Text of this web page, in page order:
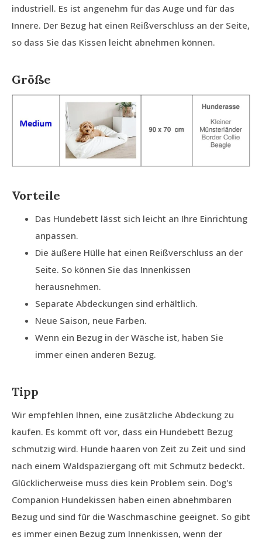
industriell. Es ist angenehm für das Auge und für das
Innere. Der Bezug hat einen Reißverschluss an der Seite,
so dass Sie das Kissen leicht abnehmen können.
Größe
Vorteile
Das Hundebett lässt sich leicht an Ihre Einrichtung
anpassen.
Die äußere Hülle hat einen Reißverschluss an der
Seite. So können Sie das Innenkissen
herausnehmen.
Separate Abdeckungen sind erhältlich.
Neue Saison, neue Farben.
Wenn ein Bezug in der Wäsche ist, haben Sie
immer einen anderen Bezug.
Tipp
Wir empfehlen Ihnen, eine zusätzliche Abdeckung zu
kaufen. Es kommt oft vor, dass ein Hundebett Bezug
schmutzig wird. Hunde haaren von Zeit zu Zeit und sind
nach einem Waldspaziergang oft mit Schmutz bedeckt.
Glücklicherweise muss dies kein Problem sein. Dog's
Companion Hundekissen haben einen abnehmbaren
Bezug und sind für die Waschmaschine geeignet. So gibt
es immer einen Bezug zum Innenkissen, wenn der